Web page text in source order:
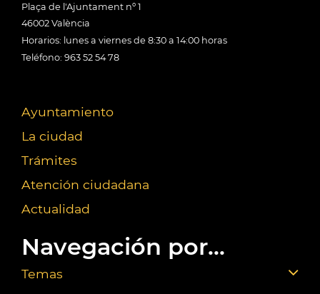
Plaça de l'Ajuntament nº 1
46002 València
Horarios: lunes a viernes de 8:30 a 14:00 horas
Teléfono: 963 52 54 78
Ayuntamiento
La ciudad
Trámites
Atención ciudadana
Actualidad
Navegación por...
Temas